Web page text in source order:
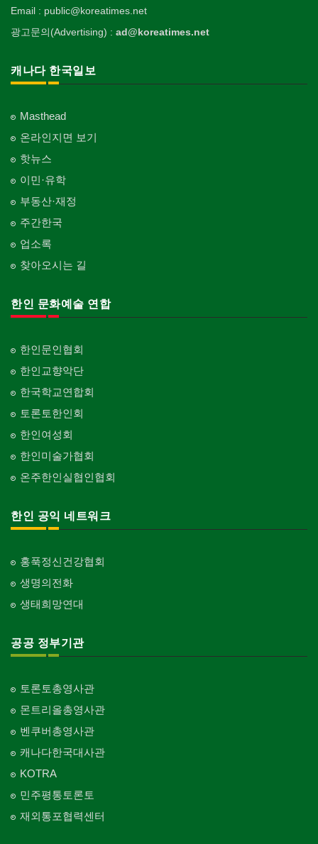
Email : public@koreatimes.net
광고문의(Advertising) : ad@koreatimes.net
캐나다 한국일보
Masthead
온라인지면 보기
핫뉴스
이민·유학
부동산·재정
주간한국
업소록
찾아오시는 길
한인 문화예술 연합
한인문인협회
한인교향악단
한국학교연합회
토론토한인회
한인여성회
한인미술가협회
온주한인실협인협회
한인 공익 네트워크
홍푹정신건강협회
생명의전화
생태희망연대
공공 정부기관
토론토총영사관
몬트리올총영사관
벤쿠버총영사관
캐나다한국대사관
KOTRA
민주평통토론토
재외통포협력센터